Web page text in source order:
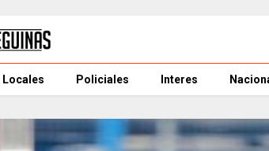
Locales Policiales Interes